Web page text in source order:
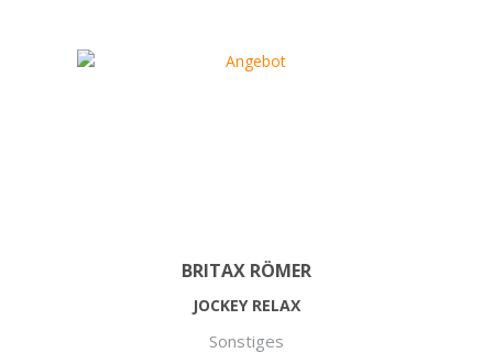
BRITAX RÖMER
JOCKEY RELAX
Sonstiges